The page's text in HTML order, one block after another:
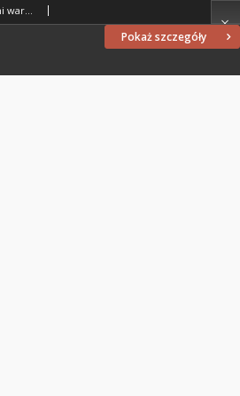
Pokaż szczegóły
Życie Olsztyńskie : pismo ziemi warmińsko-mazurskiej, 1952, nr 29